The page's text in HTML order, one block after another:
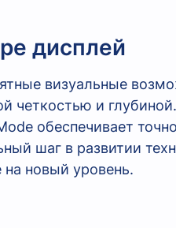
дисплей
визуальные
четкостью и
обеспечивает
шаг в развитии
на новый уровень.